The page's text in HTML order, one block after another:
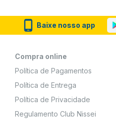
Baixe nosso app
Compra online
Política de Pagamentos
Política de Entrega
Política de Privacidade
Regulamento Club Nissei